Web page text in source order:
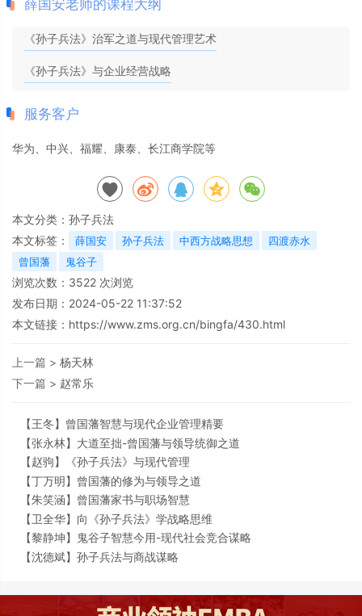
薛国安老师的课程大纲
《孙子兵法》治军之道与现代管理艺术
《孙子兵法》与企业经营战略
服务客户
华为、中兴、福耀、康泰、长江商学院等
本文分类： 孙子兵法
本文标签：
薛国安 孙子兵法 中西方战略思想
四渡赤水
曾国藩
鬼谷子
浏览次数： 3522 次浏览
发布日期：2024-05-22 11:37:52
本文链接： https://www.zms.org.cn/bingfa/430.html
上一篇 > 杨天林
下一篇 > 赵常乐
【王冬】 曾国藩智慧与现代企业管理精要
【张永林】 大道至拙-曾国藩与领导统御之道
【赵驹】
《孙子兵法》与现代管理
【丁万明】 曾国藩的修为与领导之道
【朱笑涵】 曾国藩家书与职场智慧
【卫全华】 向《孙子兵法》学战略思维
【黎静坤】
鬼谷子智慧今用-现代社会竞合谋略
【沈德斌】 孙子兵法与商战谋略